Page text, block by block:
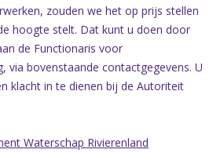
zouden we het op prijs stellen
hoogte stelt. Dat kunt u doen door
de Functionaris voor
via bovenstaande contactgegevens. U
klacht in te dienen bij de Autoriteit
Waterschap Rivierenland